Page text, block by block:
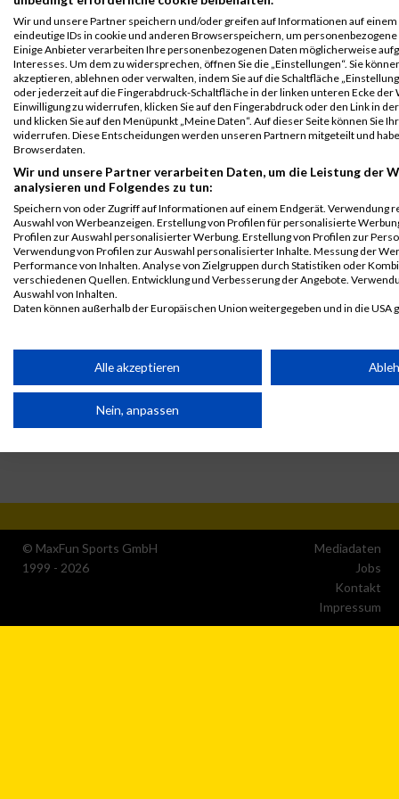
B2Run
Nürnberg
Teamwertung
männlich
10584 Markus Umlauft 0000
GmbH
B2Run
Nürnberg
Teamwertung
mixed
10584 Markus Umlauft 0000 GER
Neumüller
GmbH
Legende:
GPos = Geschlechter Position, KPos = Kategorie Position, TPos =
Team Position, DNS = Did not start, DNF = Did not finish, DQ =
Disqualifiziert
© MaxFun Sports GmbH
1999 - 2026
Mediadaten
Jobs
Kontakt
Impressum
Wir und unsere Partner speichern und/oder greifen auf Informationen auf einem
eindeutige IDs in cookie und anderen Browserspeichern, um
Einige Anbieter verarbeiten Ihre personenbezogenen Daten möglicherweise
Interesses. Um dem zu widersprechen, öffnen Sie die „Einstellungen“. Sie
akzeptieren, ablehnen oder verwalten, indem Sie auf die Schaltfläche
oder jederzeit auf die Fingerabdruck-Schaltfläche in der linken unteren Ecke der
Einwilligung zu widerrufen, klicken Sie auf den Fingerabdruck oder den Link in
und klicken Sie auf den Menüpunkt „Meine Daten“. Auf dieser Seite können Sie
widerrufen. Diese Entscheidungen werden unseren Partnern mitgeteilt und
Browserdaten.
Wir und unsere Partner verarbeiten Daten, um die Leistung der
analysieren und Folgendes zu tun:
Speichern von oder Zugriff auf Informationen auf einem Endgerät. Verwendung
Auswahl von Werbeanzeigen. Erstellung von Profilen für personalisierte
Profilen zur Auswahl personalisierter Werbung. Erstellung von Profilen zur
Verwendung von Profilen zur Auswahl personalisierter Inhalte. Messung der
Performance von Inhalten. Analyse von Zielgruppen durch Statistiken oder
verschiedenen Quellen. Entwicklung und Verbesserung der Angebote.
Auswahl von Inhalten.
Daten können außerhalb der Europäischen Union weitergegeben und in die USA
Partnerliste anzeigen (1 IAB-Anbieter)
Wir nutzen Ihre Daten für folgende Zwecke:
IAB-Verarbeitungszwecke:
Speichern von oder Zugriff auf Informationen auf einem
Verwendung reduzierter Daten zur Auswahl von
Erstellung von Profilen für personalisierte Werbung
Verwendung von Profilen zur Auswahl personalisierter
Alle akzeptieren
Nein, anpassen